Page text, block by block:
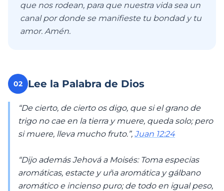
que nos rodean, para que nuestra vida sea un
canal por donde se manifieste tu bondad y tu
amor. Amén.
02 Lee la Palabra de Dios
“De cierto, de cierto os digo, que si el grano de
trigo no cae en la tierra y muere, queda solo; pero
si muere, lleva mucho fruto.”, Juan 12:24
“Dijo además Jehová a Moisés: Toma especias
aromáticas, estacte y uña aromática y gálbano
aromático e incienso puro; de todo en igual peso,